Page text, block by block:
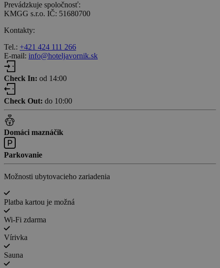
Prevádzkuje spoločnosť:
KMGG s.r.o. IČ: 51680700
Kontakty:
Tel.: +421 424 111 266
E-mail: info@hoteljavornik.sk
Check In: od 14:00
Check Out: do 10:00
Domáci maznáčik
Parkovanie
Možnosti ubytovacieho zariadenia
Platba kartou je možná
Wi-Fi zdarma
Vírivka
Sauna